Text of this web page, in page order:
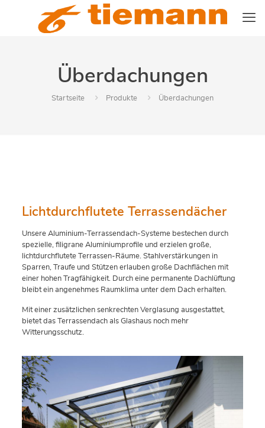
Überdachungen
Startseite Produkte Überdachungen
Lichtdurchflutete Terrassendächer
Unsere Aluminium-Terrassendach-Systeme bestechen durch
spezielle, filigrane Aluminiumprofile und erzielen große,
lichtdurchflutete Terrassen-Räume. Stahlverstärkungen in
Sparren, Traufe und Stützen erlauben große Dachflächen mit
einer hohen Tragfähigkeit. Durch eine permanente Dachlüftung
bleibt ein angenehmes Raumklima unter dem Dach erhalten.
Mit einer zusätzlichen senkrechten Verglasung ausgestattet,
bietet das Terrassendach als Glashaus noch mehr
Witterungsschutz.